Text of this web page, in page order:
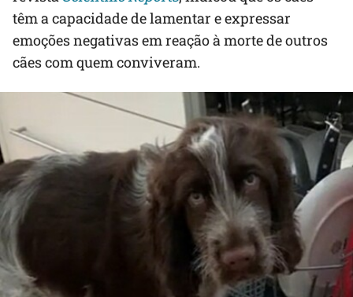
têm a capacidade de lamentar e expressar
emoções negativas em reação à morte de outros
cães com quem conviveram.